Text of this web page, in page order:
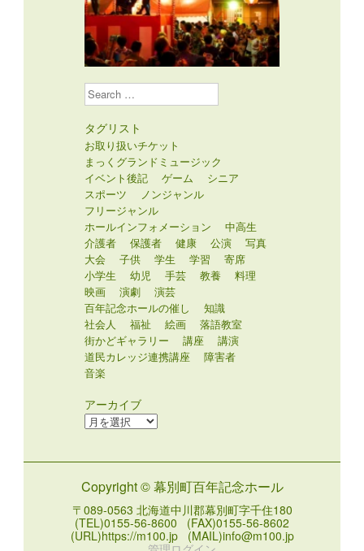
Search
タグリスト
お取り扱いチケット
まっくグランドミュージック
イベント後記
ゲーム
シニア
スポーツ
ノンジャンル
フリージャンル
ホールインフォメーション
中高生
介護者
保護者 健康 公演
写真
大会
子供 学生 学習
寄席
小学生
幼児 手芸 教養
料理
映画
演劇
演芸
百年記念ホールの催し
知識
社会人
福祉 絵画
落語教室
街かどギャラリー
講座
講演
道民カレッジ連携講座
障害者
音楽
アーカイブ
ア
ブ
Copyright © 幕別町百年記念ホール
〒089-0563 北海道中川郡幕別町字千住180
(TEL)0155-56-8600 (FAX)0155-56-8602
(URL)https://m100.jp (MAIL)info@m100.jp